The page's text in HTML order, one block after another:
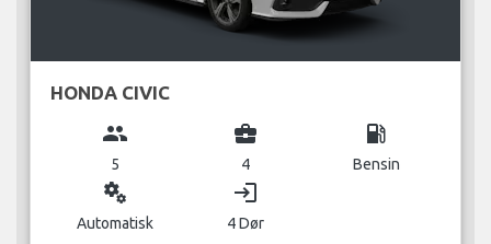
HONDA CIVIC
group
5
business_center
4
local_gas_station
Bensin
miscellaneous_services
Automatisk
login
4 Dør